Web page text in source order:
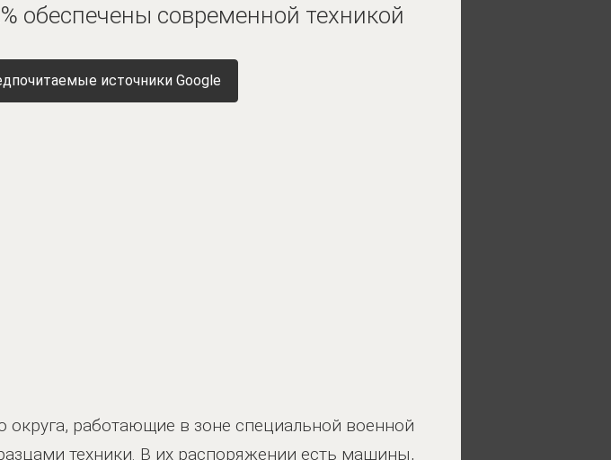
обеспечены современной техникой
источники Google
работающие в зоне специальной военной
техники. В их распоряжении есть машины,